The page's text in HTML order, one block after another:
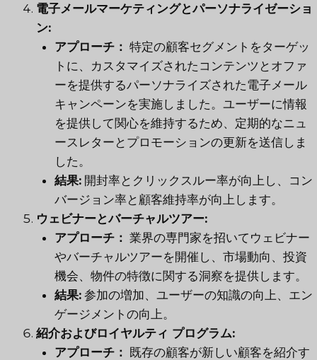
電子メールマーケティングとパーソナライゼーショ
ン:
アプローチ： 特定の顧客セグメントをターゲッ
トに、カスタマイズされたコンテンツとオファ
ーを提供するパーソナライズされた電子メール
キャンペーンを実施しました。ユーザーに情報
を提供して関心を維持するため、定期的なニュ
ースレターとプロモーションの更新を送信しま
した。
結果:開封率とクリックスルー率が向上し、コン
バージョン率と顧客維持率が向上します。
ウェビナーとバーチャルツアー:
アプローチ： 業界の専門家を招いてウェビナー
やバーチャルツアーを開催し、市場動向、投資
機会、物件の特徴に関する洞察を提供します。
結果:参加の増加、ユーザーの知識の向上、エン
ゲージメントの向上。
紹介およびロイヤルティ プログラム:
アプローチ： 既存の顧客が新しい顧客を紹介す